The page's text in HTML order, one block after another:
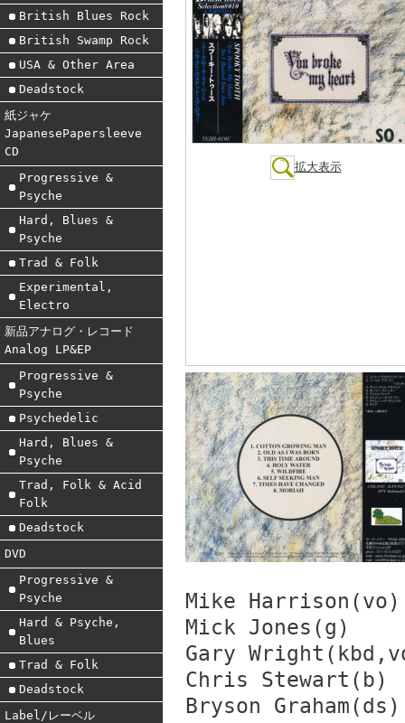
British Blues Rock
British Swamp Rock
USA & Other Area
Deadstock
紙ジャケ
JapanesePapersleeve
CD
Progressive &
Psyche
Hard, Blues &
Psyche
Trad & Folk
Experimental,
Electro
新品アナログ・レコード
Analog LP&EP
Progressive &
Psyche
Psychedelic
Hard, Blues &
Psyche
Trad, Folk & Acid
Folk
Deadstock
DVD
Progressive &
Psyche
Hard & Psyche,
Blues
Trad & Folk
Deadstock
Label/レーベル
拡大表示
Mike Harrison(vo)
Mick Jones(g)
Gary
Chris Stewart(b)
Bryson Graham(ds)